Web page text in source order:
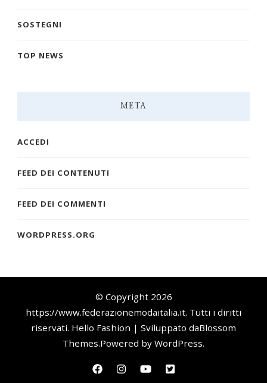
SOSTEGNI
TOP NEWS
META
ACCEDI
FEED DEI CONTENUTI
FEED DEI COMMENTI
WORDPRESS.ORG
© Copyright 2026
https://www.federazionemodaitalia.it. Tutti i diritti
riservati. Hello Fashion | Sviluppato daBlossom
Themes.Powered by WordPress.